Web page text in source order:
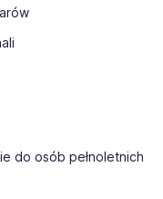
do osób pełnoletnich